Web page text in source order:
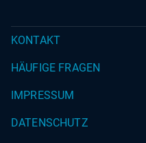
KONTAKT
HÄUFIGE FRAGEN
IMPRESSUM
DATENSCHUTZ